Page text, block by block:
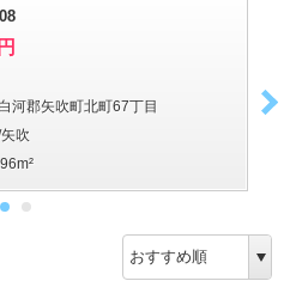
河郡矢吹町北町67丁目
吹